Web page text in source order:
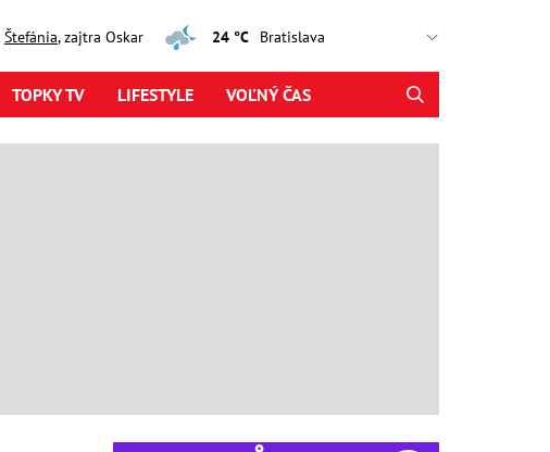
Štefánia, zajtra Oskar 24 °C
TOPKY TV LIFESTYLE VOĽNÝ ČAS